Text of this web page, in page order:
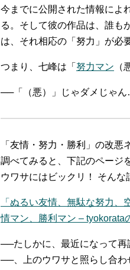
今までに公開された情報によ
る。そして彼の作品は、誰も
は、それ相応の「努力」が必
つまり、七峰は「 努力マン （
──「（悪）」じゃダメじゃ
「友情・努力・勝利」の改
調べてみると、下記のページ
ウワサにはビックリ！ そん
「ぬるい友情、無駄な努力
情マン、勝利マン – tyokorata
──たしかに、最近になって再
──、上のウワサと照らし合わ